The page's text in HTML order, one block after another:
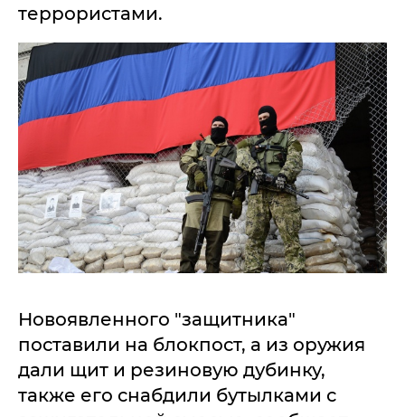
террористами.
Новоявленного "защитника"
поставили на блокпост, а из оружия
дали щит и резиновую дубинку,
также его снабдили бутылками с